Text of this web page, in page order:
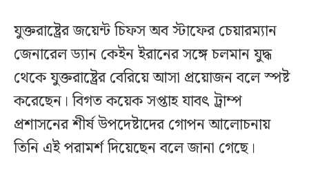
যুক্তরাষ্ট্রের জয়েন্ট চিফস অব স্টাফের চেয়ারম্যান
জেনারেল ড্যান কেইন ইরানের সঙ্গে চলমান যুদ্ধ
থেকে যুক্তরাষ্ট্রের বেরিয়ে আসা প্রয়োজন বলে স্পষ্ট
করেছেন। বিগত কয়েক সপ্তাহ যাবৎ ট্রাম্প
প্রশাসনের শীর্ষ উপদেষ্টাদের গোপন আলোচনায়
তিনি এই পরামর্শ দিয়েছেন বলে জানা গেছে।